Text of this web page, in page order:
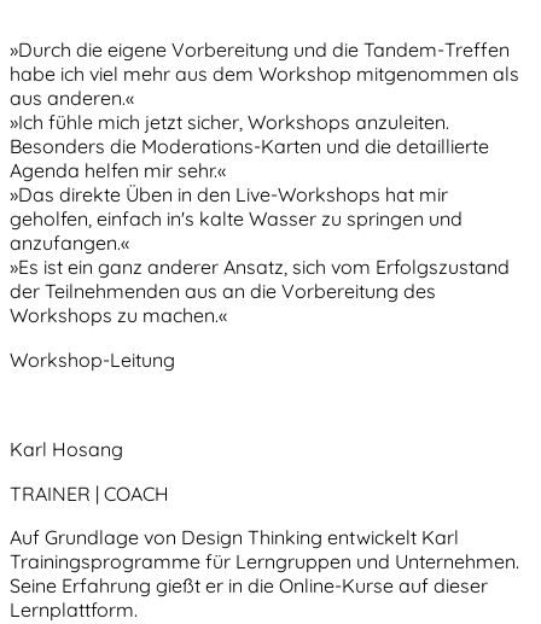
»Durch die eigene Vorbereitung und die Tandem-Treffen
habe ich viel mehr aus dem Workshop mitgenommen als
aus anderen.«
»Ich fühle mich jetzt sicher, Workshops anzuleiten.
Besonders die Moderations-Karten und die detaillierte
Agenda helfen mir sehr.«
»Das direkte Üben in den Live-Workshops hat mir
geholfen, einfach in's kalte Wasser zu springen und
anzufangen.«
»Es ist ein ganz anderer Ansatz, sich vom Erfolgszustand
der Teilnehmenden aus an die Vorbereitung des
Workshops zu machen.«
Workshop-Leitung
Karl Hosang
TRAINER | COACH
Auf Grundlage von Design Thinking entwickelt Karl
Trainingsprogramme für Lerngruppen und Unternehmen.
Seine Erfahrung gießt er in die Online-Kurse auf dieser
Lernplattform.